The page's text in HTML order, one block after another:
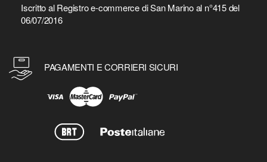
Iscritto al Registro e-commerce di San Marino al n°415 del
06/07/2016
PAGAMENTI E CORRIERI SICURI